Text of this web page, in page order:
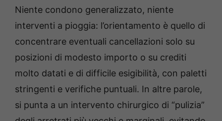
Niente condono generalizzato, niente
interventi a pioggia: l’orientamento è quello di
concentrare eventuali cancellazioni solo su
posizioni di modesto importo o su crediti
molto datati e di difficile esigibilità, con paletti
stringenti e verifiche puntuali. In altre parole,
si punta a un intervento chirurgico di “pulizia”